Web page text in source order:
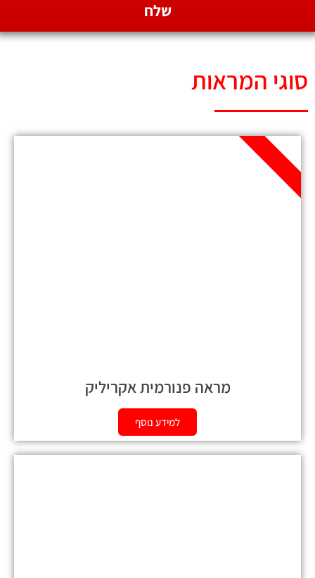
שלח
סוגי המראות
מראה פנורמית אקריליק
למידע נוסף
מומלץ